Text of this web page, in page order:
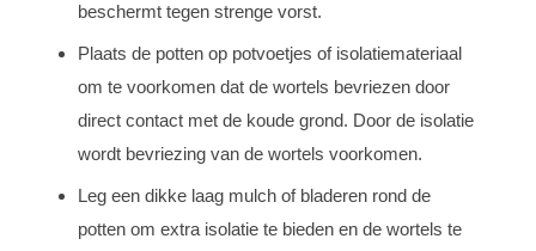
beschermt tegen strenge vorst.
Plaats de potten op potvoetjes of isolatiemateriaal
om te voorkomen dat de wortels bevriezen door
direct contact met de koude grond. Door de isolatie
wordt bevriezing van de wortels voorkomen.
Leg een dikke laag mulch of bladeren rond de
potten om extra isolatie te bieden en de wortels te